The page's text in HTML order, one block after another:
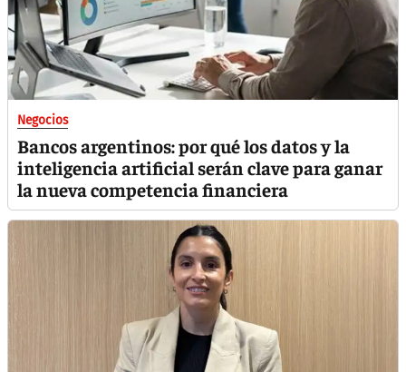
Negocios
Bancos argentinos: por qué los datos y la
inteligencia artificial serán clave para ganar
la nueva competencia financiera